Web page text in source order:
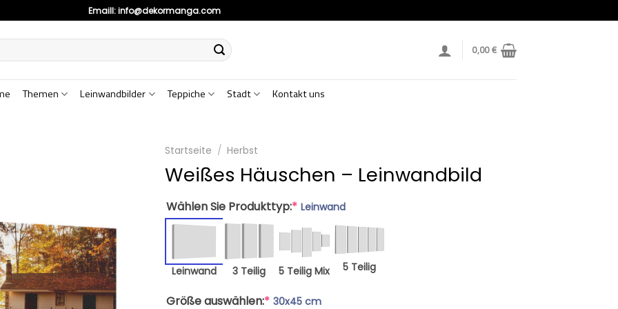
Emaill:info@dekormanga.com
0,00€
Themen Leinwandbilder Teppiche Stadt Kontakt uns
Startseite / Herbst
Weißes Häuschen – Leinwandbild
Wählen Sie Produkttyp:* Leinwand
Leinwand 3 Teilig 5 Teilig Mix 5 Teilig
Größe auswählen:* 30x45 cm